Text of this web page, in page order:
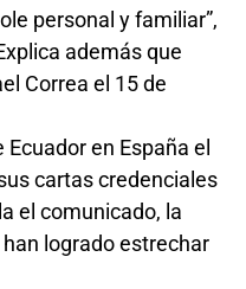
personal y familiar”,
además que
Correa el 15 de
en España el
cartas credenciales
el comunicado, la
logrado estrechar